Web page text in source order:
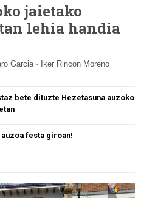
jaietako
lehia handia
Garcia · Iker Rincon Moreno
bete dituzte Hezetasuna auzoko
festa giroan!